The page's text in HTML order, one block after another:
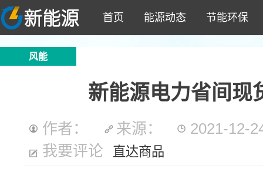
首页 能源动态 节能环保
风能
新能源电力省间现
作者： 来源：
2021-12-
我要评论
直达商品